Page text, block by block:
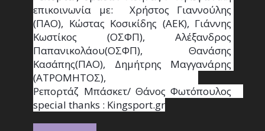
επικοινωνία με:  Χρήστος Γιαννούλης
(ΠΑΟ), Κώστας Κοσικίδης (ΑΕΚ), Γιάννης
Κωστίκος (ΟΣΦΠ), Αλέξανδρος
Παπανικολάου(ΟΣΦΠ), Θανάσης
Κασάπης(ΠΑΟ), Δημήτρης Μαγγανάρης
(ΑΤΡΟΜΗΤΟΣ),
Ρεπορτάζ Μπάσκετ/ Θάνος Φωτόπουλος
special thanks : Κingsport.gr